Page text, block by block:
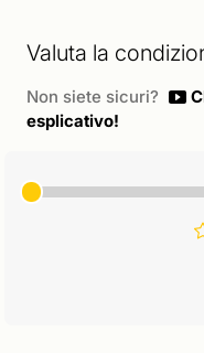
Valuta la
Non siete sicuri?
esplicativo!